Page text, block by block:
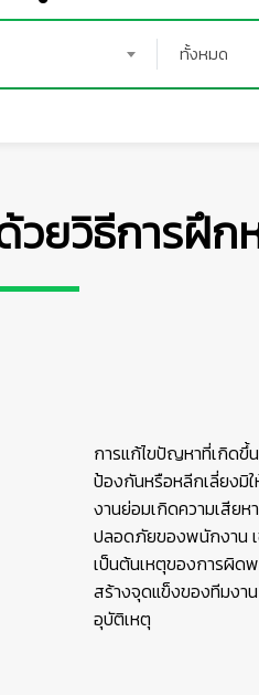
ทั้งหมด
วิธีการฝึก
การแก้ไขปัญหาที่เกิดขึ้
ป้องกันหรือหลีกเลี่ยงมิ
งานย่อมเกิดความเสีย
ปลอดภัยของพนักงาน เ
เป็นต้นเหตุของการผิด
สร้างจุดแข็งของทีมงา
อุบัติเหตุ